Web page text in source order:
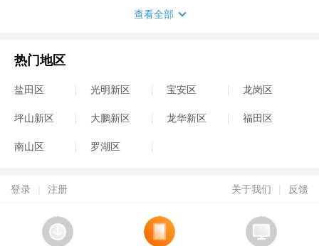
查看全部
热门地区
盐田区 光明新区 宝安区 龙岗区
坪山新区 大鹏新区 龙华新区 福田区
南山区 罗湖区
登录 | 注册 关于我们 | 反馈